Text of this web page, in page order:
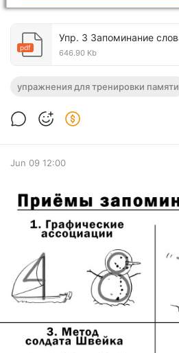
pdf
646.90 Kb
упражнения для тренировки памяти
Jun 09 12:00